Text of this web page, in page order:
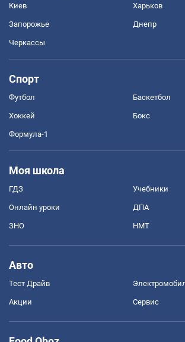
Киев Харьков
Запорожье Днепр
Черкассы
Спорт
Футбол Баскетбол
Хоккей Бокс
Формула-1
Моя школа
ГДЗ Учебники
Онлайн уроки ДПА
ЗНО НМТ
Авто
Тест Драйв
Акции Сервис